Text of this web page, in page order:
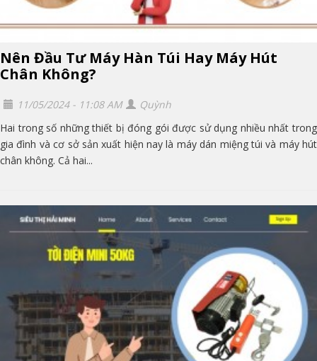
Nên Đầu Tư Máy Hàn Túi Hay Máy Hút
Chân Không?
11/05/2024 - 11:08 AM
Quỳnh
Hai trong số những thiết bị đóng gói được sử dụng nhiều nhất trong
gia đình và cơ sở sản xuất hiện nay là máy dán miệng túi và máy hút
chân không. Cả hai...